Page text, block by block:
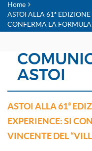
Home
ASTOI ALLA 61ª EDIZIONE
CONFERMA LA
ASTOI
ASTOI ALLA 61ª
EXPERIENCE: SI
VINCENTE DEL